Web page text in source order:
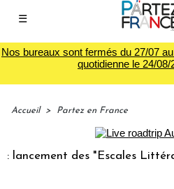
☰
Nos bureaux sont fermés du 27/07
quotidienne le 24/08/
Accueil > Partez en France
des "Escales Littéraires",